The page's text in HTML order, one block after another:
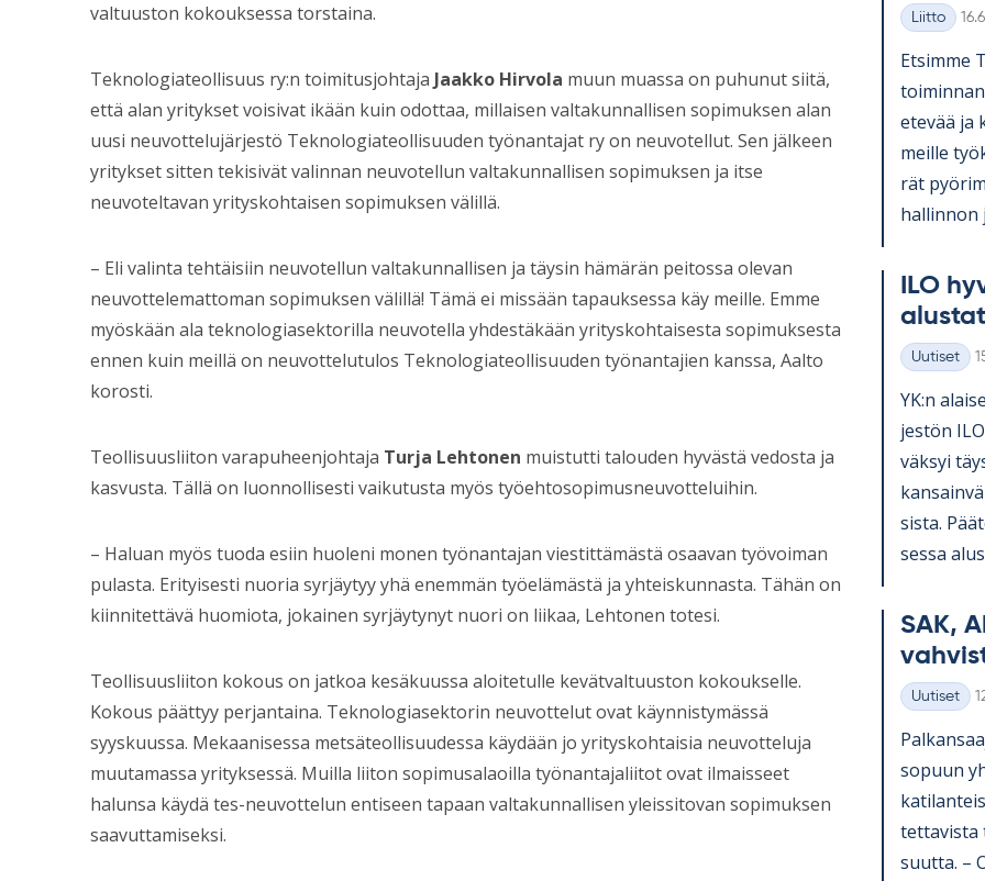
valtuuston kokouksessa torstaina.
Teknologiateollisuus ry:n toimitusjohtaja Jaakko Hirvola muun muassa on puhunut siitä,
että alan yritykset voisivat ikään kuin odottaa, millaisen valtakunnallisen sopimuksen alan
uusi neuvottelujärjestö Teknologiateollisuuden työnantajat ry on neuvotellut. Sen jälkeen
yritykset sitten tekisivät valinnan neuvotellun valtakunnallisen sopimuksen ja itse
neuvoteltavan yrityskohtaisen sopimuksen välillä.
– Eli valinta tehtäisiin neuvotellun valtakunnallisen ja täysin hämärän peitossa olevan
neuvottelemattoman sopimuksen välillä! Tämä ei missään tapauksessa käy meille. Emme
myöskään ala teknologiasektorilla neuvotella yhdestäkään yrityskohtaisesta sopimuksesta
ennen kuin meillä on neuvottelutulos Teknologiateollisuuden työnantajien kanssa, Aalto
korosti.
Teollisuusliiton varapuheenjohtaja Turja Lehtonen muistutti talouden hyvästä vedosta ja
kasvusta. Tällä on luonnollisesti vaikutusta myös työehtosopimusneuvotteluihin.
– Haluan myös tuoda esiin huoleni monen työnantajan viestittämästä osaavan työvoiman
pulasta. Erityisesti nuoria syrjäytyy yhä enemmän työelämästä ja yhteiskunnasta. Tähän on
kiinnitettävä huomiota, jokainen syrjäytynyt nuori on liikaa, Lehtonen totesi.
Teollisuusliiton kokous on jatkoa kesäkuussa aloitetulle kevätvaltuuston kokoukselle.
Kokous päättyy perjantaina. Teknologiasektorin neuvottelut ovat käynnistymässä
syyskuussa. Mekaanisessa metsäteollisuudessa käydään jo yrityskohtaisia neuvotteluja
muutamassa yrityksessä. Muilla liiton sopimusalaoilla työnantajaliitot ovat ilmaisseet
halunsa käydä tes-neuvottelun entiseen tapaan valtakunnallisen yleissitovan sopimuksen
saavuttamiseksi.
Kategoriat
Liitto
Et­simme
ete­vää ja
meille
rät
hal­lin­non
ILO
Kategoriat
Uutiset
YK:n
jes­tön
väk­syi
sista.
sessa
SAK,
Kategoriat
Uutiset
so­puun
tet­ta­vista
suutta. –